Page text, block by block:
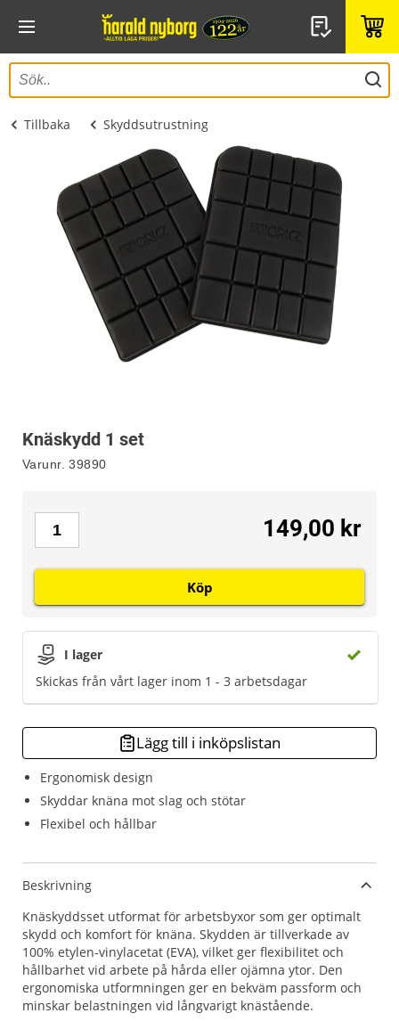
Tillbaka Skyddsutrustning
Knäskydd 1 set
Varunr. 39890
Ergonomisk design
Skyddar knäna mot slag och stötar
Flexibel och hållbar
I lager
Skickas från vårt lager inom 1 - 3 arbetsdagar
149,00 kr
Köp
Lägg till i inköpslistan
Beskrivning
Knäskyddsset utformat för arbetsbyxor som ger optimalt
skydd och komfort för knäna. Skydden är tillverkade av
100% etylen-vinylacetat (EVA), vilket ger flexibilitet och
hållbarhet vid arbete på hårda eller ojämna ytor. Den
ergonomiska utformningen ger en bekväm passform och
minskar belastningen vid långvarigt knästående.